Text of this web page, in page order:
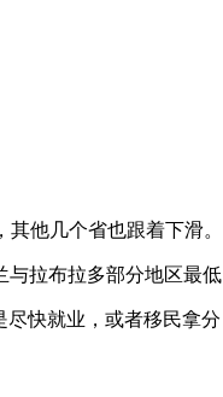
他几个省也跟着下滑。
拉布拉多部分地区最低
快就业，或者移民拿分